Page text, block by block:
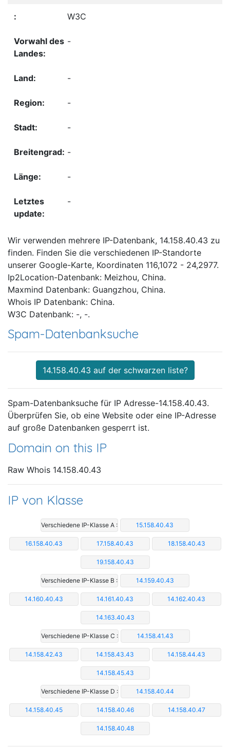
W3C
-
-
-
-
-
-
-
Wir verwenden mehrere IP-Datenbank, 14.158.40.43 zu
finden. Finden Sie die verschiedenen IP-Standorte
unserer Google-Karte, Koordinaten 116,1072 - 24,2977.
Ip2Location-Datenbank: Meizhou, China.
Maxmind Datenbank: Guangzhou, China.
Whois IP Datenbank: China.
W3C Datenbank: -, -.
Spam-Datenbanksuche
14.158.40.43 auf der schwarzen liste?
Spam-Datenbanksuche für IP Adresse-14.158.40.43.
Überprüfen Sie, ob eine Website oder eine IP-Adresse
auf große Datenbanken gesperrt ist.
Domain on this IP
Raw Whois 14.158.40.43
IP von Klasse
Verschiedene IP-Klasse A : 15.158.40.43
16.158.40.43 17.158.40.43 18.158.40.43
19.158.40.43
Verschiedene IP-Klasse B : 14.159.40.43
14.160.40.43 14.161.40.43 14.162.40.43
14.163.40.43
Verschiedene IP-Klasse C : 14.158.41.43
14.158.42.43 14.158.43.43 14.158.44.43
14.158.45.43
Verschiedene IP-Klasse D : 14.158.40.44
14.158.40.45 14.158.40.46 14.158.40.47
14.158.40.48